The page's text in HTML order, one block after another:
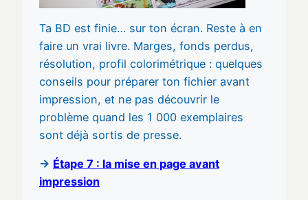
Ta BD est finie… sur ton écran. Reste à en
faire un vrai livre. Marges, fonds perdus,
résolution, profil colorimétrique : quelques
conseils pour préparer ton fichier avant
impression, et ne pas découvrir le
problème quand les 1 000 exemplaires
sont déjà sortis de presse.
→ Étape 7 : la mise en page avant
impression